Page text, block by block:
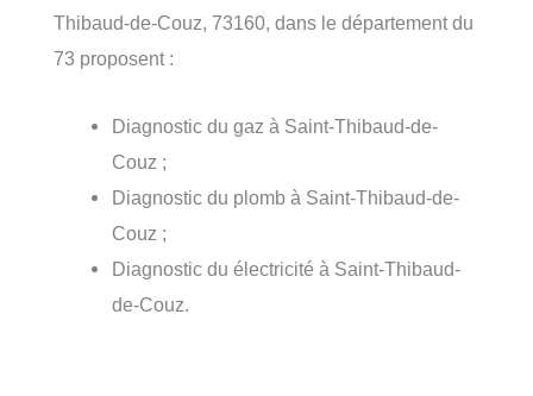
Thibaud-de-Couz, 73160, dans le département du
73 proposent :
Diagnostic du gaz à Saint-Thibaud-de-
Couz ;
Diagnostic du plomb à Saint-Thibaud-de-
Couz ;
Diagnostic du électricité à Saint-Thibaud-
de-Couz.